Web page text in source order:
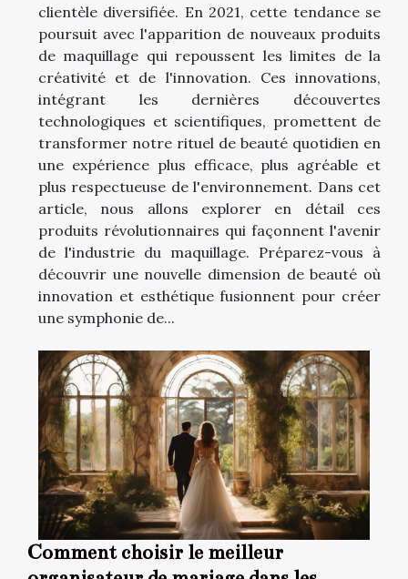
clientèle diversifiée. En 2021, cette tendance se
poursuit avec l'apparition de nouveaux produits
de maquillage qui repoussent les limites de la
créativité et de l'innovation. Ces innovations,
intégrant les dernières découvertes
technologiques et scientifiques, promettent de
transformer notre rituel de beauté quotidien en
une expérience plus efficace, plus agréable et
plus respectueuse de l'environnement. Dans cet
article, nous allons explorer en détail ces
produits révolutionnaires qui façonnent l'avenir
de l'industrie du maquillage. Préparez-vous à
découvrir une nouvelle dimension de beauté où
innovation et esthétique fusionnent pour créer
une symphonie de...
Comment choisir le meilleur